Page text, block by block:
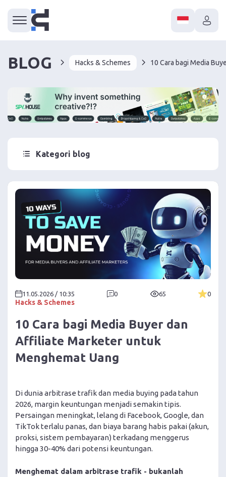
BLOG Hacks & Schemes
Kategori blog
Hacks & Schemes
11.05.2026 / 10:35 0 65 0
10 Cara bagi Media Buyer dan
Affiliate Marketer untuk
Menghemat Uang
Di dunia arbitrase trafik dan media buying pada tahun
2026, margin keuntungan menjadi semakin tipis.
Persaingan meningkat, lelang di Facebook, Google, dan
TikTok terlalu panas, dan biaya barang habis pakai (akun,
proksi, sistem pembayaran) terkadang menggerus
hingga 30-40% dari potensi keuntungan.
Menghemat dalam arbitrase trafik - bukanlah